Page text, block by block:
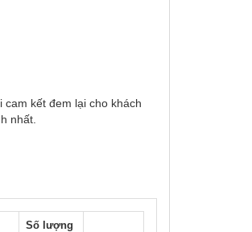
cam kết đem lại cho khách
nhất.
Số lượng